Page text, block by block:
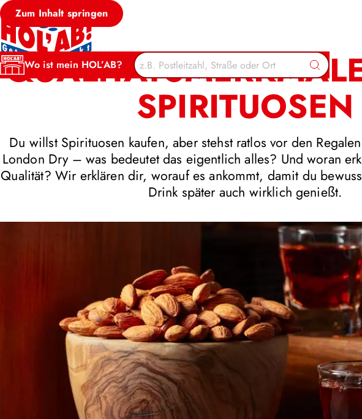
Zum Inhalt springen
Wo ist mein HOL’AB? Suchen
SPIRITUOSEN
Du willst Spirituosen kaufen, aber stehst ratlos vor den
London Dry – was bedeutet das eigentlich alles? Und woran
Qualität? Wir erklären dir, worauf es ankommt, damit du
Drink später auch wirklich genießt.